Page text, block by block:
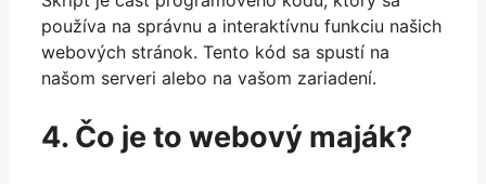
používa na správnu a interaktívnu funkciu našich
webových stránok. Tento kód sa spustí na
našom serveri alebo na vašom zariadení.
4. Čo je to webový maják?